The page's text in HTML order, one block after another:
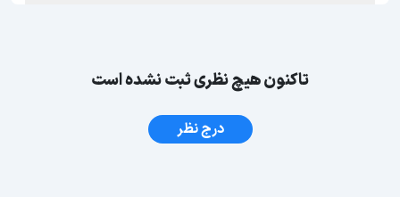
تاکنون هیچ نظری ثبت نشده است
درج نظر